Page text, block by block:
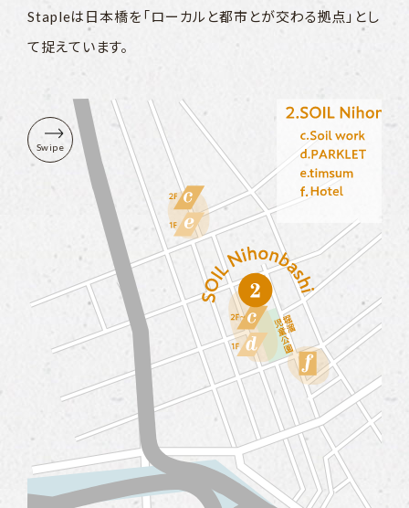
Stapleは日本橋を「ローカルと都市とが交わる拠点」とし
て捉えています。
Swipe